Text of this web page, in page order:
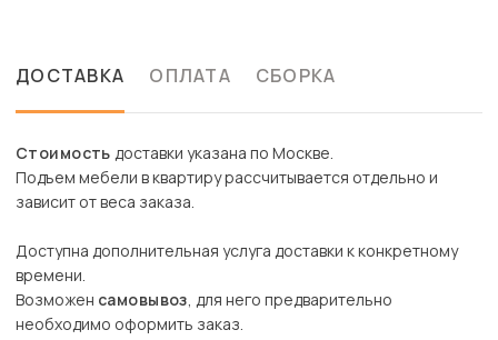
ДОСТАВКА ОПЛАТА СБОРКА
Стоимость доставки указана по Москве.
Подъем мебели в квартиру рассчитывается отдельно и
зависит от веса заказа.
Доступна дополнительная услуга доставки к конкретному
времени.
Возможен самовывоз, для него предварительно
необходимо оформить заказ.